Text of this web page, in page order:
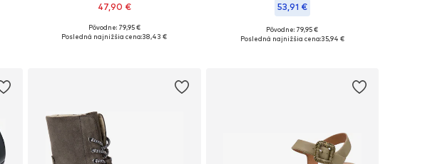
47,90 €
+10
Dostupné veľkosti: 36, 37, 38, 39, 40, 41
Pôvodne: 79,95 €
Posledná najnižšia cena:38,43 €
53,91 €
Dostupné veľkosti: 36, 37, 38, 39, 40
Pôvodne: 79,95 €
Posledná najnižšia cena:35,94 €